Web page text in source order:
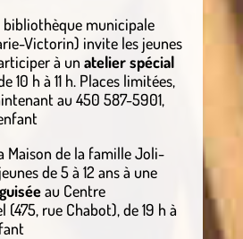
bibliothèque municipale
Victorin) invite les jeunes
à un atelier spécial
10 h à 11 h. Places limitées,
au 450 587-5901,
Maison de la famille Joli-
de 5 à 12 ans à une
au Centre
rue Chabot), de 19 h à